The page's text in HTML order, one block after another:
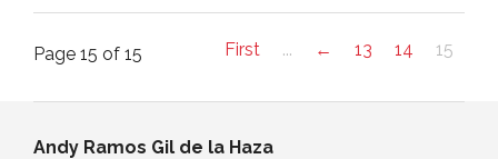
Page 15 of 15 First ... ← 13 14 15
Andy Ramos Gil de la Haza